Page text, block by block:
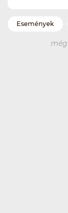
Események